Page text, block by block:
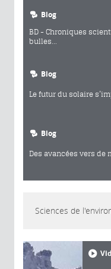
Blog
BD - Chroniques
bulles...
Blog
Le futur du solaire
Blog
Des avancées vers
Sciences de